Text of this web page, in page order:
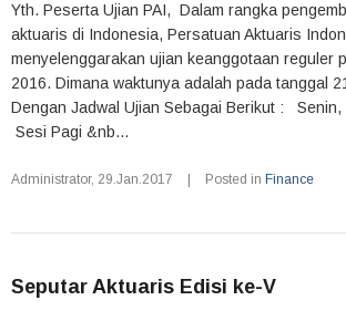
Yth. Peserta Ujian PAI, Dalam rangka
aktuaris di Indonesia, Persatuan Aktuaris
menyelenggarakan ujian keanggotaan reguler
2016. Dimana waktunya adalah pada tanggal
Dengan Jadwal Ujian Sebagai Berikut : Senin,
Sesi Pagi &nb...
Administrator, 29.Jan.2017 Posted in Finance
Seputar Aktuaris Edisi ke-V